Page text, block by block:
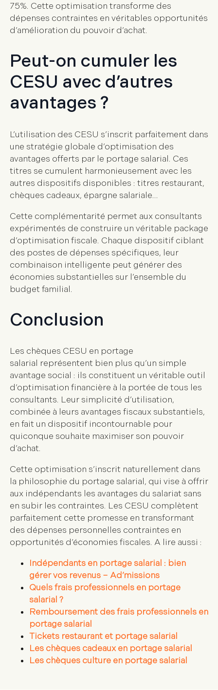
75%. Cette optimisation transforme des
dépenses contraintes en véritables opportunités
d’amélioration du pouvoir d’achat.
Peut-on cumuler les
CESU avec d’autres
avantages ?
L’utilisation des CESU s’inscrit parfaitement dans
une stratégie globale d’optimisation des
avantages offerts par le portage salarial. Ces
titres se cumulent harmonieusement avec les
autres dispositifs disponibles : titres restaurant,
chèques cadeaux, épargne salariale…
Cette complémentarité permet aux consultants
expérimentés de construire un véritable package
d’optimisation fiscale. Chaque dispositif ciblant
des postes de dépenses spécifiques, leur
combinaison intelligente peut générer des
économies substantielles sur l’ensemble du
budget familial.
Conclusion
Les chèques CESU en portage
salarial représentent bien plus qu’un simple
avantage social : ils constituent un véritable outil
d’optimisation financière à la portée de tous les
consultants. Leur simplicité d’utilisation,
combinée à leurs avantages fiscaux substantiels,
en fait un dispositif incontournable pour
quiconque souhaite maximiser son pouvoir
d’achat.
Cette optimisation s’inscrit naturellement dans
la philosophie du portage salarial, qui vise à offrir
aux indépendants les avantages du salariat sans
en subir les contraintes. Les CESU complètent
parfaitement cette promesse en transformant
des dépenses personnelles contraintes en
opportunités d’économies fiscales. A lire aussi :
Indépendants en portage salarial : bien
gérer vos revenus – Ad’missions
Quels frais professionnels en portage
salarial ?
Remboursement des frais professionnels en
portage salarial
Tickets restaurant et portage salarial
Les chèques cadeaux en portage salarial
Les chèques culture en portage salarial